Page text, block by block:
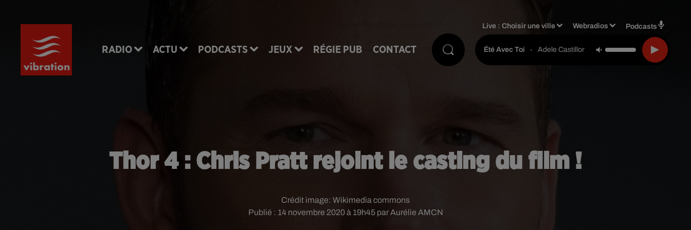
RADIO ACTU PODCASTS JEUX RÉGIE PUB CONTACT
Live :Choisir une ville Webradios Podcasts
Été Avec Toi - Adele Castillon
Thor 4 : Chris Pratt rejoint le casting du film !
Publié : 14 novembre 2020 à 19h45 par Aurélie AMCN
Crédit image: Wikimedia commons